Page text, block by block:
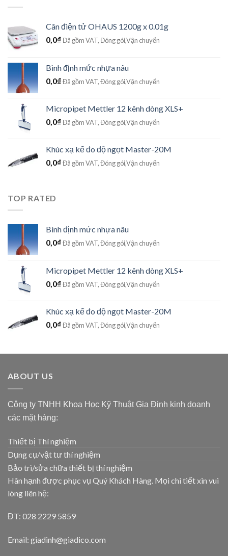
Cân điện tử OHAUS 1200g x 0.01g
0,0₫Đã gồm VAT, Đóng gói,Vận chuyển
Bình định mức nhựa nâu
0,0₫Đã gồm VAT, Đóng gói,Vận chuyển
Micropipet Mettler 12 kênh dòng XLS+
0,0₫Đã gồm VAT, Đóng gói,Vận chuyển
Khúc xạ kế đo độ ngọt Master-20M
0,0₫Đã gồm VAT, Đóng gói,Vận chuyển
TOP RATED
Bình định mức nhựa nâu
0,0₫Đã gồm VAT, Đóng gói,Vận chuyển
Micropipet Mettler 12 kênh dòng XLS+
0,0₫Đã gồm VAT, Đóng gói,Vận chuyển
Khúc xạ kế đo độ ngọt Master-20M
0,0₫Đã gồm VAT, Đóng gói,Vận chuyển
ABOUT US
Công ty TNHH Khoa Học Kỹ Thuật Gia Định kinh doanh
các mặt hàng:
Thiết bị Thí nghiệm
Dụng cụ/vật tư thí nghiệm
Bảo trì/sửa chữa thiết bị thí nghiệm
Hân hạnh được phục vụ Quý Khách Hàng. Mọi chi tiết xin vui
lòng liên hệ:
ĐT: 028 2229 5859
Email: giadinh@giadico.com